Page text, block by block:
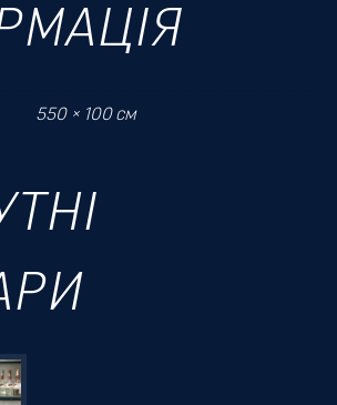
550 × 100 см